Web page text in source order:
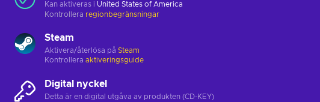
Kan aktiveras i United States of America
Kontrollera regionbegränsningar
Steam
Aktivera/återlösa på Steam
Kontrollera aktiveringsguide
Digital nyckel
Detta är en digital utgåva av produkten (CD-KEY)